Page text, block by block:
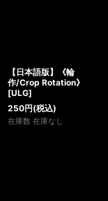
【日本語版】《輪
作/Crop Rotation》
[ULG]
250円(税込)
在庫数 在庫なし